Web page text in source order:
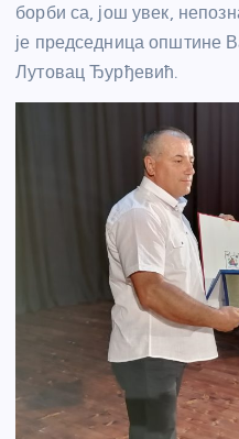
борби са, још увек,
је председница општине
Лутовац Ђурђевић.